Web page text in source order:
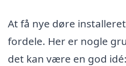
At få nye døre
fordele. Her er nogle
det kan være en god idé: